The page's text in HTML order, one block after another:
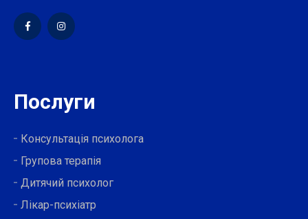
Послуги
Консультація психолога
Групова терапія
Дитячий психолог
Лікар-психіатр